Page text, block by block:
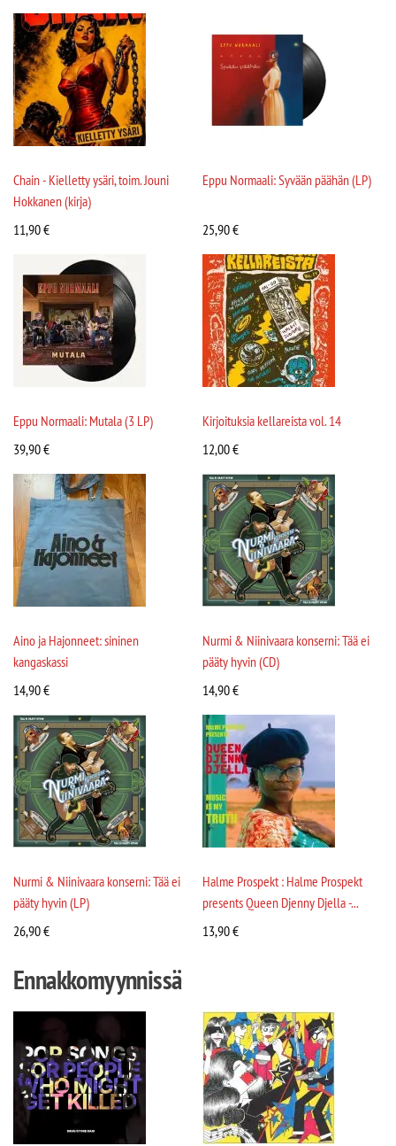
Chain - Kielletty ysäri, toim. Jouni
Hokkanen (kirja)
11,90€
Eppu Normaali: Syvään päähän (LP)
25,90€
Eppu Normaali: Mutala (3 LP)
39,90€
Kirjoituksia kellareista vol. 14
12,00€
Aino ja Hajonneet: sininen
kangaskassi
14,90€
Nurmi & Niinivaara konserni: Tää ei
pääty hyvin (CD)
14,90€
Nurmi & Niinivaara konserni: Tää ei
pääty hyvin (LP)
26,90€
Halme Prospekt : Halme Prospekt
presents Queen Djenny Djella -...
13,90€
Ennakkomyynnissä